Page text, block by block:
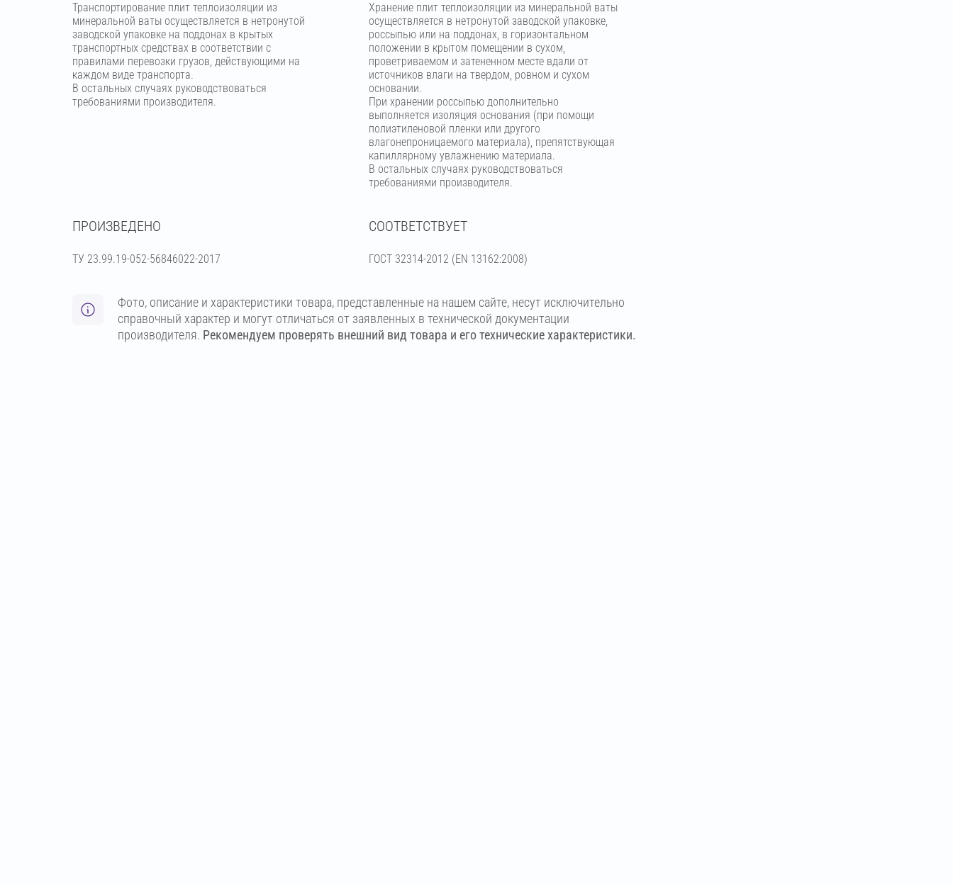
Транспортирование плит теплоизоляции из
минеральной ваты осуществляется в нетронутой
заводской упаковке на поддонах в крытых
транспортных средствах в соответствии с
правилами перевозки грузов, действующими на
каждом виде транспорта.
В остальных случаях руководствоваться
требованиями производителя.
Хранение плит теплоизоляции из минеральной ваты
осуществляется в нетронутой заводской упаковке,
россыпью или на поддонах, в горизонтальном
положении в крытом помещении в сухом,
проветриваемом и затененном месте вдали от
источников влаги на твердом, ровном и сухом
основании.
При хранении россыпью дополнительно
выполняется изоляция основания (при помощи
полиэтиленовой пленки или другого
влагонепроницаемого материала), препятствующая
капиллярному увлажнению материала.
В остальных случаях руководствоваться
требованиями производителя.
ПРОИЗВЕДЕНО
ТУ 23.99.19-052-56846022-2017
СООТВЕТСТВУЕТ
ГОСТ 32314-2012 (ЕN 13162:2008)
Фото, описание и характеристики товара, представленные на нашем сайте, несут исключительно
справочный характер и могут отличаться от заявленных в технической документации
производителя. Рекомендуем проверять внешний вид товара и его технические характеристики.